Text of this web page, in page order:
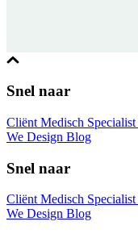
Snel naar
Cliënt Medisch Specialist
We Design Blog
Snel naar
Cliënt Medisch Specialist
We Design Blog